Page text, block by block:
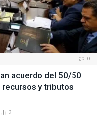
0
acuerdo del 50/50
y tributos
3